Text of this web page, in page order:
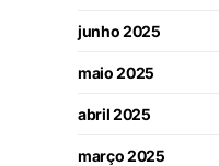
junho 2025
maio 2025
abril 2025
março 2025